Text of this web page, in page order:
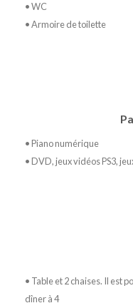
• WC
• Armoire de toilette
• Piano numérique
• DVD, jeux vidéos PS3,
• Table et 2 chaises. Il est
dîner à 4